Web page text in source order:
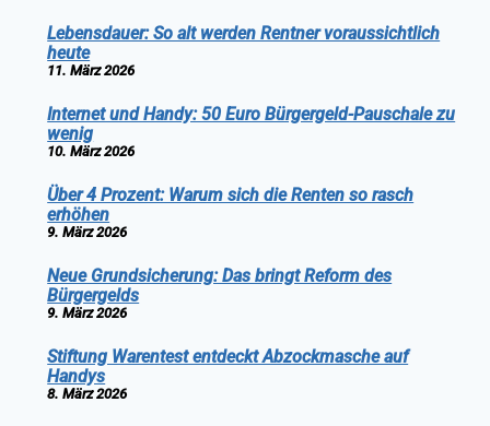
Lebensdauer: So alt werden Rentner voraussichtlich
heute
11. März 2026
Internet und Handy: 50 Euro Bürgergeld-Pauschale zu
wenig
10. März 2026
Über 4 Prozent: Warum sich die Renten so rasch
erhöhen
9. März 2026
Neue Grundsicherung: Das bringt Reform des
Bürgergelds
9. März 2026
Stiftung Warentest entdeckt Abzockmasche auf
Handys
8. März 2026